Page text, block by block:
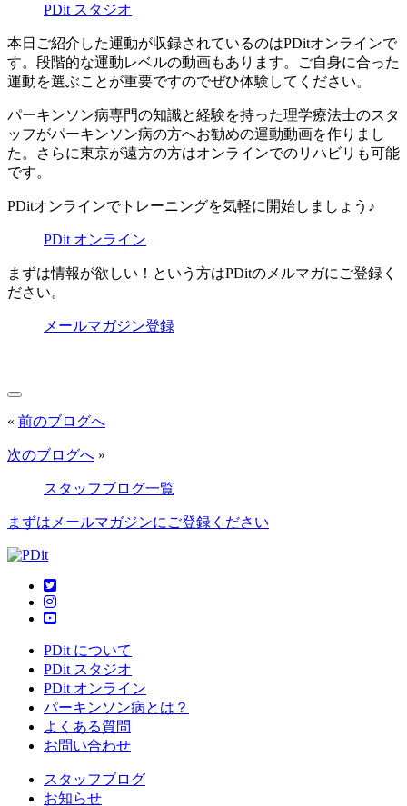
PDit スタジオ
本日ご紹介した運動が収録されているのはPDitオンラインで
す。段階的な運動レベルの動画もあります。ご自身に合った
運動を選ぶことが重要ですのでぜひ体験してください。
パーキンソン病専門の知識と経験を持った理学療法士のスタ
ッフがパーキンソン病の方へお勧めの運動動画を作りまし
た。さらに東京が遠方の方はオンラインでのリハビリも可能
です。
PDitオンラインでトレーニングを気軽に開始しましょう♪
PDit オンライン
まずは情報が欲しい！という方はPDitのメルマガにご登録く
ださい。
メールマガジン登録
« 前のブログへ
次のブログへ »
スタッフブログ一覧
まずはメールマガジンにご登録ください
PDit について
PDit スタジオ
PDit オンライン
パーキンソン病とは？
よくある質問
お問い合わせ
スタッフブログ
お知らせ